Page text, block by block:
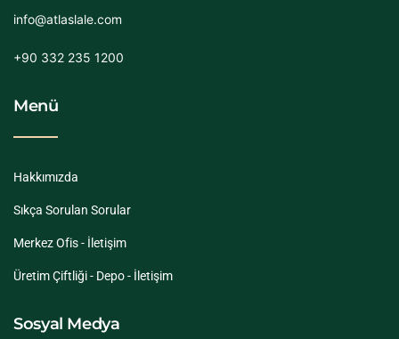
info@atlaslale.com
+90 332 235 1200
Menü
Hakkımızda
Sıkça Sorulan Sorular
Merkez Ofis - İletişim
Üretim Çiftliği - Depo - İletişim
Sosyal Medya